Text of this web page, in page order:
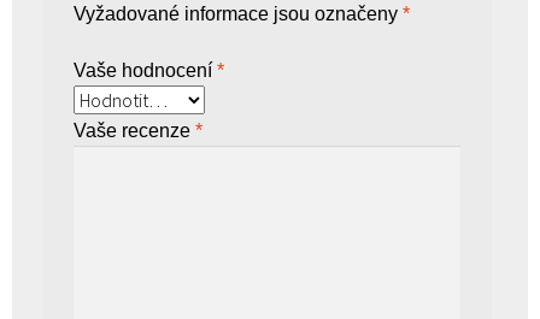
Vyžadované informace jsou označeny *
Vaše hodnocení *
Vaše recenze *